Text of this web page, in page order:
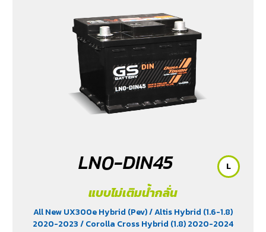
LN0-DIN45
แบบไม่เติมน้ำกลั่น
All New UX300e Hybrid (Pev)/ Altis Hybrid (1.6-1.8)
2020-2023/ Corolla Cross Hybrid (1.8) 2020-2024
L